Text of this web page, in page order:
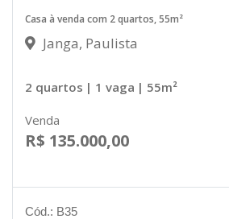
Casa à venda com 2 quartos, 55m²
Janga, Paulista
2 quartos | 1 vaga | 55m²
Venda
R$ 135.000,00
Cód.: B35